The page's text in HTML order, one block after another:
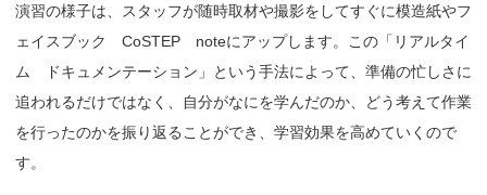
演習の様子は、スタッフが随時取材や撮影をしてすぐに模造紙やフ
ェイスブック CoSTEP noteにアップします。この「リアルタイ
ム ドキュメンテーション」という手法によって、準備の忙しさに
追われるだけではなく、自分がなにを学んだのか、どう考えて作業
を行ったのかを振り返ることができ、学習効果を高めていくので
す。